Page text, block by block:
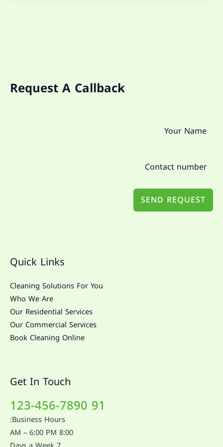
Request A Callback
SEND REQUEST
Quick Links
Cleaning Solutions For You
Who We Are
Our Residential Services
Our Commercial Services
Book Cleaning Online
Get In Touch
91 123-456-7890
Business Hours:
8:00 AM – 6:00 PM